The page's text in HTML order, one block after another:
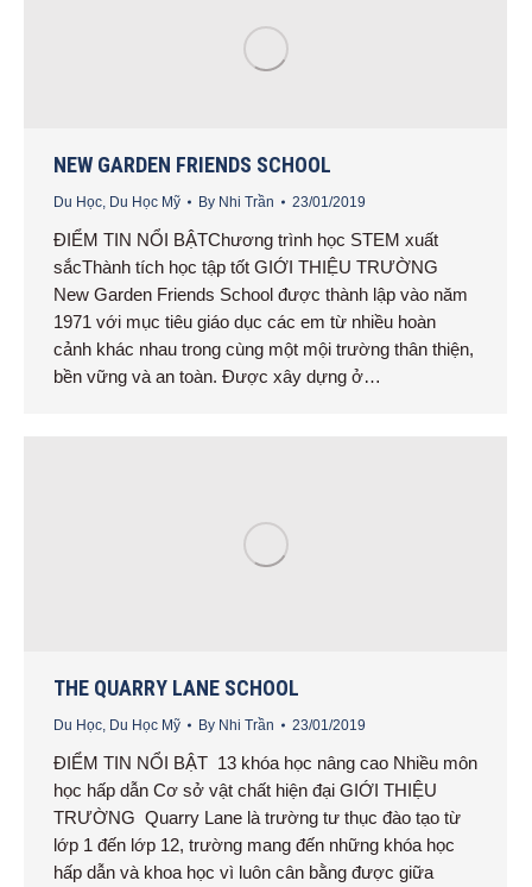
NEW GARDEN FRIENDS SCHOOL
Du Học Du Học Mỹ By Nhi Trần 23/01/2019
ĐIỂM TIN NỔI BẬTChương trình học STEM xuất
sắcThành tích học tập tốt GIỚI THIỆU TRƯỜNG
New Garden Friends School được thành lập vào năm
1971 với mục tiêu giáo dục các em từ nhiều hoàn
cảnh khác nhau trong cùng một mội trường thân thiện,
bền vững và an toàn. Được xây dựng ở…
THE QUARRY LANE SCHOOL
Du Học, Du Học Mỹ By Nhi Trần 23/01/2019
ĐIỂM TIN NỔI BẬT 13 khóa học nâng cao Nhiều môn
học hấp dẫn Cơ sở vật chất hiện đại GIỚI THIỆU
TRƯỜNG Quarry Lane là trường tư thục đào tạo từ
lớp 1 đến lớp 12, trường mang đến những khóa học
hấp dẫn và khoa học vì luôn cân bằng được giữa